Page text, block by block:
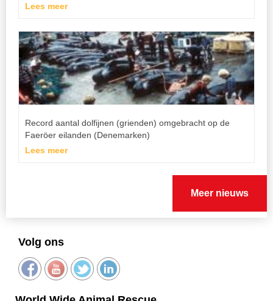
Lees meer
Record aantal dolfijnen (grienden) omgebracht op de
Faeröer eilanden (Denemarken)
Lees meer
Meer nieuws
Volg ons